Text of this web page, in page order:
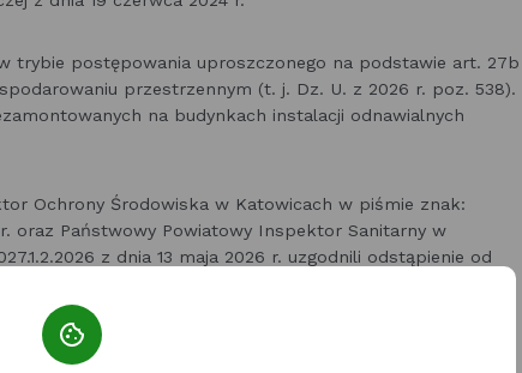
trybie postępowania uproszczonego na podstawie art. 27b
przestrzennym (t. j. Dz. U. z 2026 r. poz. 538).
na budynkach instalacji odnawialnych
Ochrony Środowiska w Katowicach w piśmie znak:
r. oraz Państwowy Powiatowy Inspektor Sanitarny w
z dnia 13 maja 2026 r. uzgodnili odstąpienie od
na środowisko dla ww.
Górnicza dla terenów położonych w rejonie ulic:
– Etap I. Powyższe oznacza, że do projektu zmiany planu
oceny oddziaływania na środowisko.